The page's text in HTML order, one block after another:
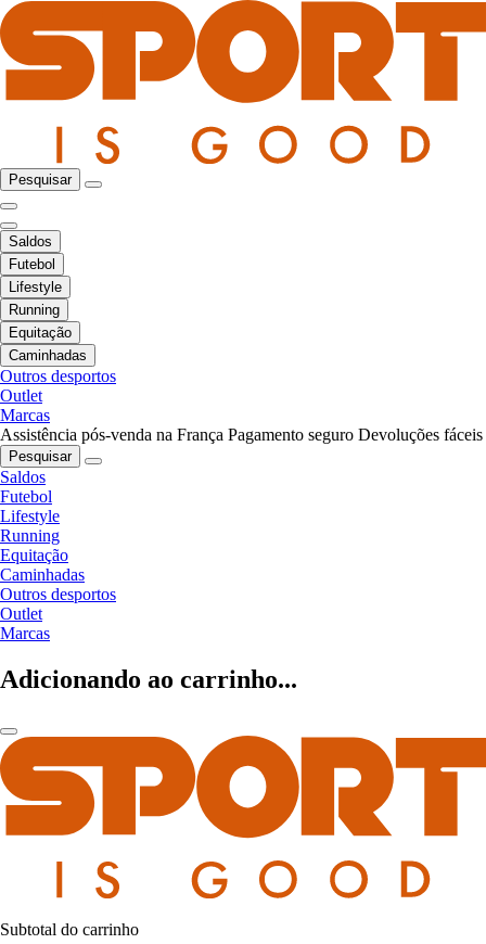
Pesquisar
Saldos
Futebol
Lifestyle
Running
Equitação
Caminhadas
Outros desportos
Outlet
Marcas
Assistência pós-venda na França Pagamento seguro Devoluções fáceis
Pesquisar
Saldos
Futebol
Lifestyle
Running
Equitação
Caminhadas
Outros desportos
Outlet
Marcas
Adicionando ao carrinho...
Subtotal do carrinho